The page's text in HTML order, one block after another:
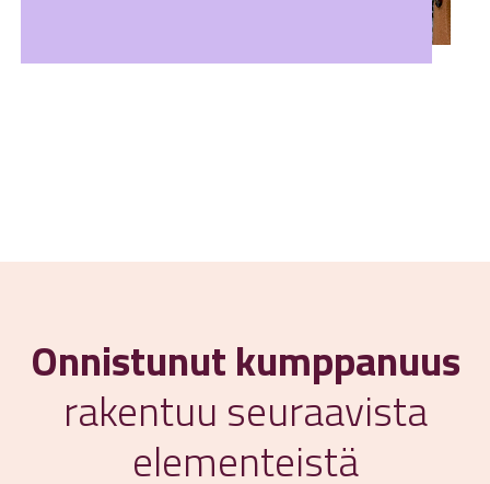
Onnistunut kumppanuus
rakentuu seuraavista
elementeistä